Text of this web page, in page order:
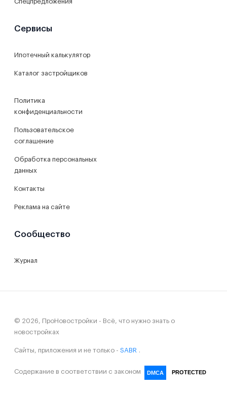
Сервисы
Ипотечный калькулятор
Каталог застройщиков
Политика
конфиденциальности
Пользовательское
соглашение
Обработка персональных
данных
Контакты
Реклама на сайте
Сообщество
Журнал
© 2026, ПроНовостройки - Всё, что нужно знать о
новостройках
Сайты, приложения и не только - SABR
Содержание в соответствии с законом DMCA PROTECTED